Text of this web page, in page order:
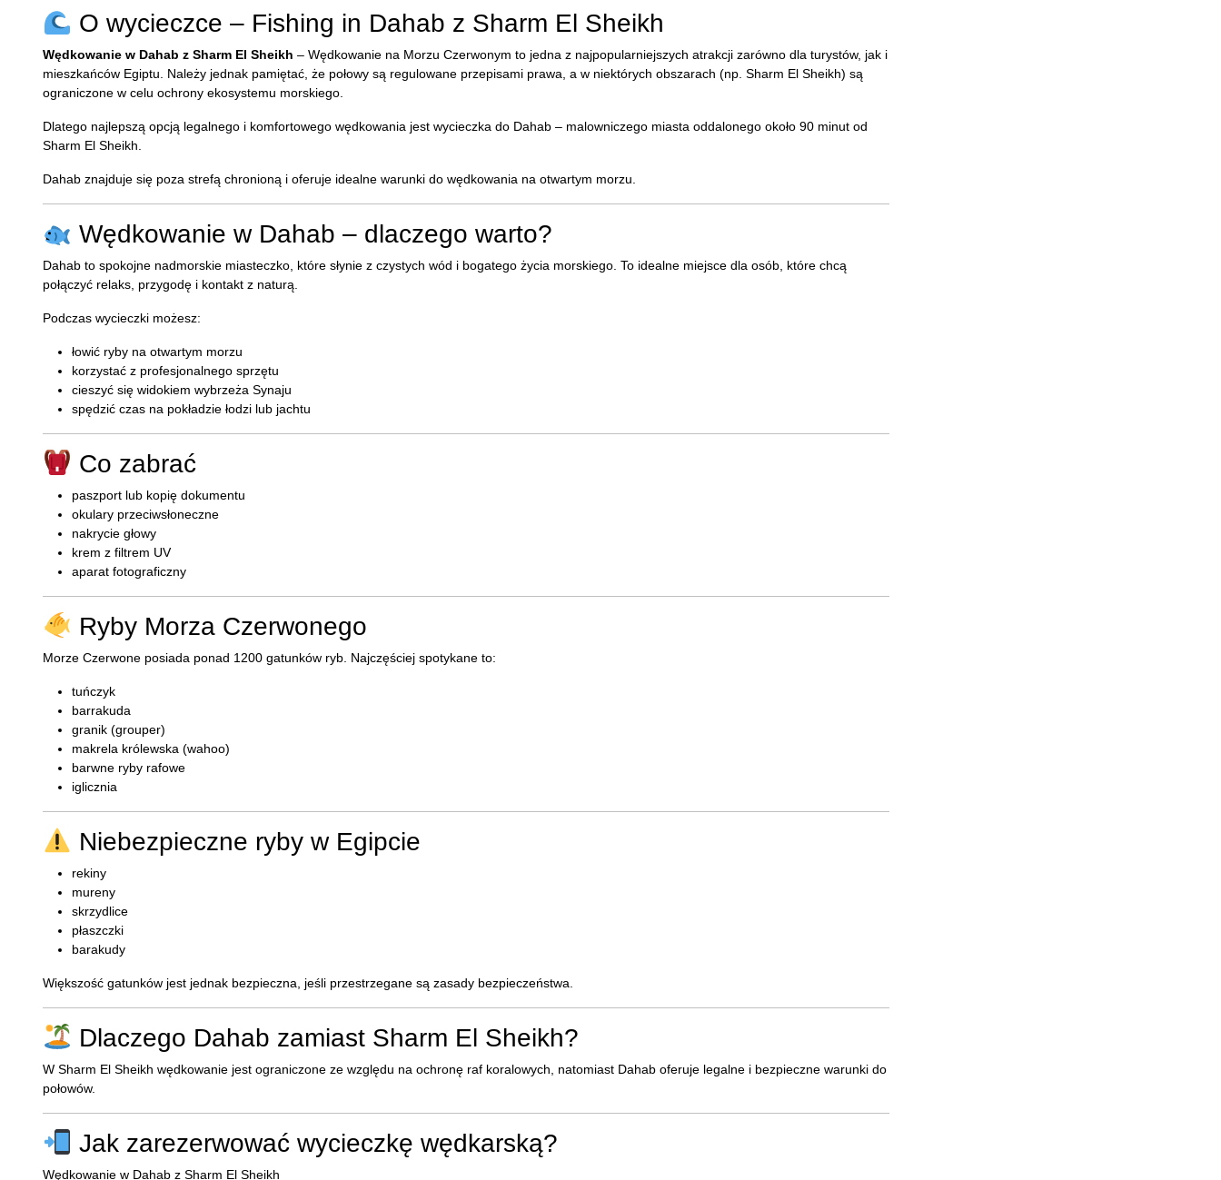
O wycieczce – Fishing in Dahab z Sharm El Sheikh
Wędkowanie w Dahab z Sharm El Sheikh – Wędkowanie na Morzu Czerwonym to jedna z najpopularniejszych atrakcji zarówno dla turystów, jak i
mieszkańców Egiptu. Należy jednak pamiętać, że połowy są regulowane przepisami prawa, a w niektórych obszarach (np. Sharm El Sheikh) są
ograniczone w celu ochrony ekosystemu morskiego.
Dlatego najlepszą opcją legalnego i komfortowego wędkowania jest wycieczka do Dahab – malowniczego miasta oddalonego około 90 minut od
Sharm El Sheikh.
Dahab znajduje się poza strefą chronioną i oferuje idealne warunki do wędkowania na otwartym morzu.
Wędkowanie w Dahab – dlaczego warto?
Dahab to spokojne nadmorskie miasteczko, które słynie z czystych wód i bogatego życia morskiego. To idealne miejsce dla osób, które chcą
połączyć relaks, przygodę i kontakt z naturą.
Podczas wycieczki możesz:
łowić ryby na otwartym morzu
korzystać z profesjonalnego sprzętu
cieszyć się widokiem wybrzeża Synaju
spędzić czas na pokładzie łodzi lub jachtu
Co zabrać
paszport lub kopię dokumentu
okulary przeciwsłoneczne
nakrycie głowy
krem z filtrem UV
aparat fotograficzny
Ryby Morza Czerwonego
Morze Czerwone posiada ponad 1200 gatunków ryb. Najczęściej spotykane to:
tuńczyk
barrakuda
granik (grouper)
makrela królewska (wahoo)
barwne ryby rafowe
iglicznia
Niebezpieczne ryby w Egipcie
rekiny
mureny
skrzydlice
płaszczki
barakudy
Większość gatunków jest jednak bezpieczna, jeśli przestrzegane są zasady bezpieczeństwa.
Dlaczego Dahab zamiast Sharm El Sheikh?
W Sharm El Sheikh wędkowanie jest ograniczone ze względu na ochronę raf koralowych, natomiast Dahab oferuje legalne i bezpieczne warunki do
połowów.
Jak zarezerwować wycieczkę wędkarską?
Wędkowanie w Dahab z Sharm El Sheikh